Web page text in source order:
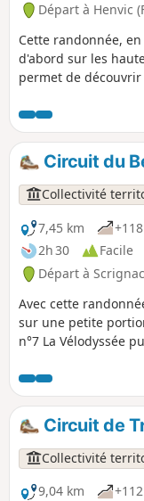
Départ à Henvic
Cette randonnée,
d'abord sur les
permet de
Circuit du
Collectivité
7,45 km
2h 30
Facile
Départ à
Avec cette
sur une petite
n°7 La Vélodyssée
plusieurs hameaux
Circuit de
Collectivité
9,04 km